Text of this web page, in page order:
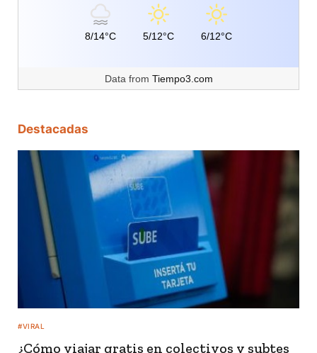
8/14°C 5/12°C 6/12°C
Data from Tiempo3.com
Destacadas
#VIRAL
¿Cómo viajar gratis en colectivos y subtes